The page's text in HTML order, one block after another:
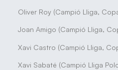
Oliver Roy (Campió Lliga,
Joan Amigo (Campió Lliga,
Xavi Castro (Campió Lliga,
Xavi Sabaté (Campió Lliga